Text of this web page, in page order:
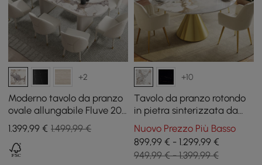
+2
Moderno tavolo da pranzo
ovale allungabile Fluve 200
- 240 cm in pietra
sinterizzata bianca lucida,
per 6 - 10 persone
1.399,99 € 1.499,99 €
+10
Tavolo da pranzo rotondo
in pietra sinterizzata da
1350 mm con base in oro
spazzolato per 4-6 persone
Nuovo Prezzo Più Basso
899,99 € - 1.299,99 €
949,99 € - 1.399,99 €